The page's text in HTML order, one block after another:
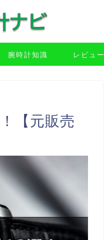
腕時計知識 レビュー
【元販売